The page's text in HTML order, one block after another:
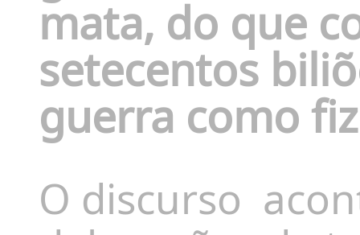
mata, do que
setecentos
guerra como
O discurso